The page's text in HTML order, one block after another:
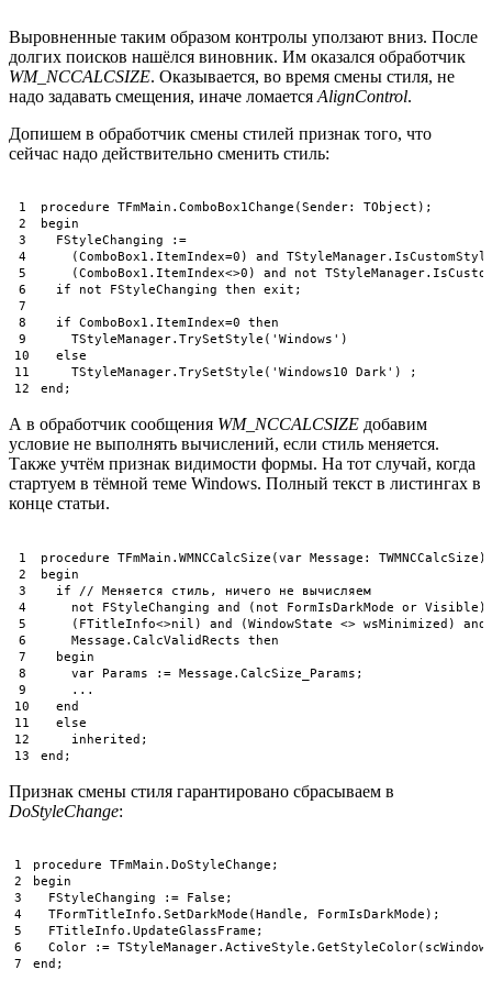
Выровненные таким образом контролы уползают вниз. После
долгих поисков нашёлся виновник. Им оказался обработчик
WM_NCCALCSIZE. Оказывается, во время смены стиля, не
надо задавать смещения, иначе ломается AlignControl.
Допишем в обработчик смены стилей признак того, что
сейчас надо действительно сменить стиль:
1
2
3
4
5
6
7
8
9
10
11
12
procedure TFmMain . ComboBox1Change ( Sender: TObject ) ;
begin
FStyleChanging
: =
( ComboBox1 . ItemIndex=0 ) and TStyleManager.
( ComboBox1 . ItemIndex<>0 ) and not TStyleManager.
if
not FStyleChanging then exit ;
if ComboBox1 . ItemIndex=0
then
TStyleManager. TrySetStyle ( 'Windows' )
else
TStyleManager. TrySetStyle ( 'Windows10 Dark' )
;
end ;
А в обработчик сообщения WM_NCCALCSIZE добавим
условие не выполнять вычислений, если стиль меняется.
Также учтём признак видимости формы. На тот случай, когда
стартуем в тёмной теме Windows. Полный текст в листингах в
конце статьи.
1
2
3
4
5
6
7
8
9
10
11
12
13
procedure TFmMain . WMNCCalcSize (var Message : TWMNCCalcSize )
begin
if
// Меняется стиль, ничего не вычисляем
not
FStyleChanging and ( not FormIsDarkMode or Visible )
( FTitleInfo<>nil ) and (WindowState <> wsMinimized )
and
Message . CalcValidRects then
begin
var
Params : = Message . CalcSize_Params ;
. . .
end
else
inherited ;
end ;
Признак смены стиля гарантировано сбрасываем в
DoStyleChange:
1
2
3
4
5
6
7
procedure TFmMain . DoStyleChange ;
begin
FStyleChanging
: = False ;
TFormTitleInfo . SetDarkMode ( Handle , FormIsDarkMode ) ;
FTitleInfo . UpdateGlassFrame ;
Color
: = TStyleManager. ActiveStyle . GetStyleColor( scWindow
end ;